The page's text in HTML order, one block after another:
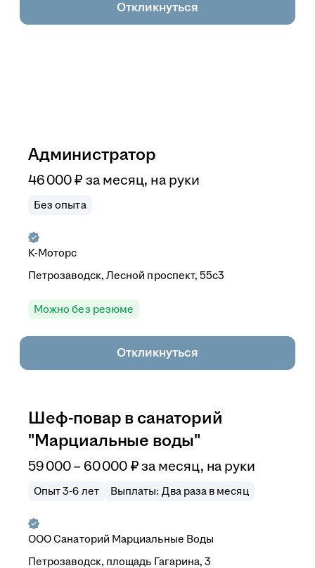
Откликнуться
Администратор
46 000₽ за месяц, на руки
Без опыта
К-Моторс
Петрозаводск, Лесной проспект, 55с3
Можно без резюме
Откликнуться
Шеф-повар в санаторий
"Марциальные воды"
59 000–60 000 ₽ за месяц, на руки
Опыт 3-6 лет Выплаты: Два раза в месяц
ОООСанаторий Марциальные Воды
Петрозаводск, площадь Гагарина, 3